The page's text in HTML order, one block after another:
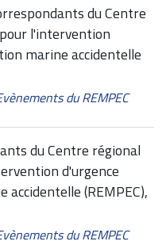
du Centre
l'intervention
marine accidentelle
du REMPEC
du Centre régional
d'urgence
(REMPEC),
du REMPEC